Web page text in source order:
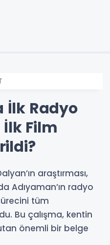
İlk Radyo
İlk Film
araştırması,
Adıyaman’ın radyo
tüm
Bu çalışma, kentin
önemli bir belge